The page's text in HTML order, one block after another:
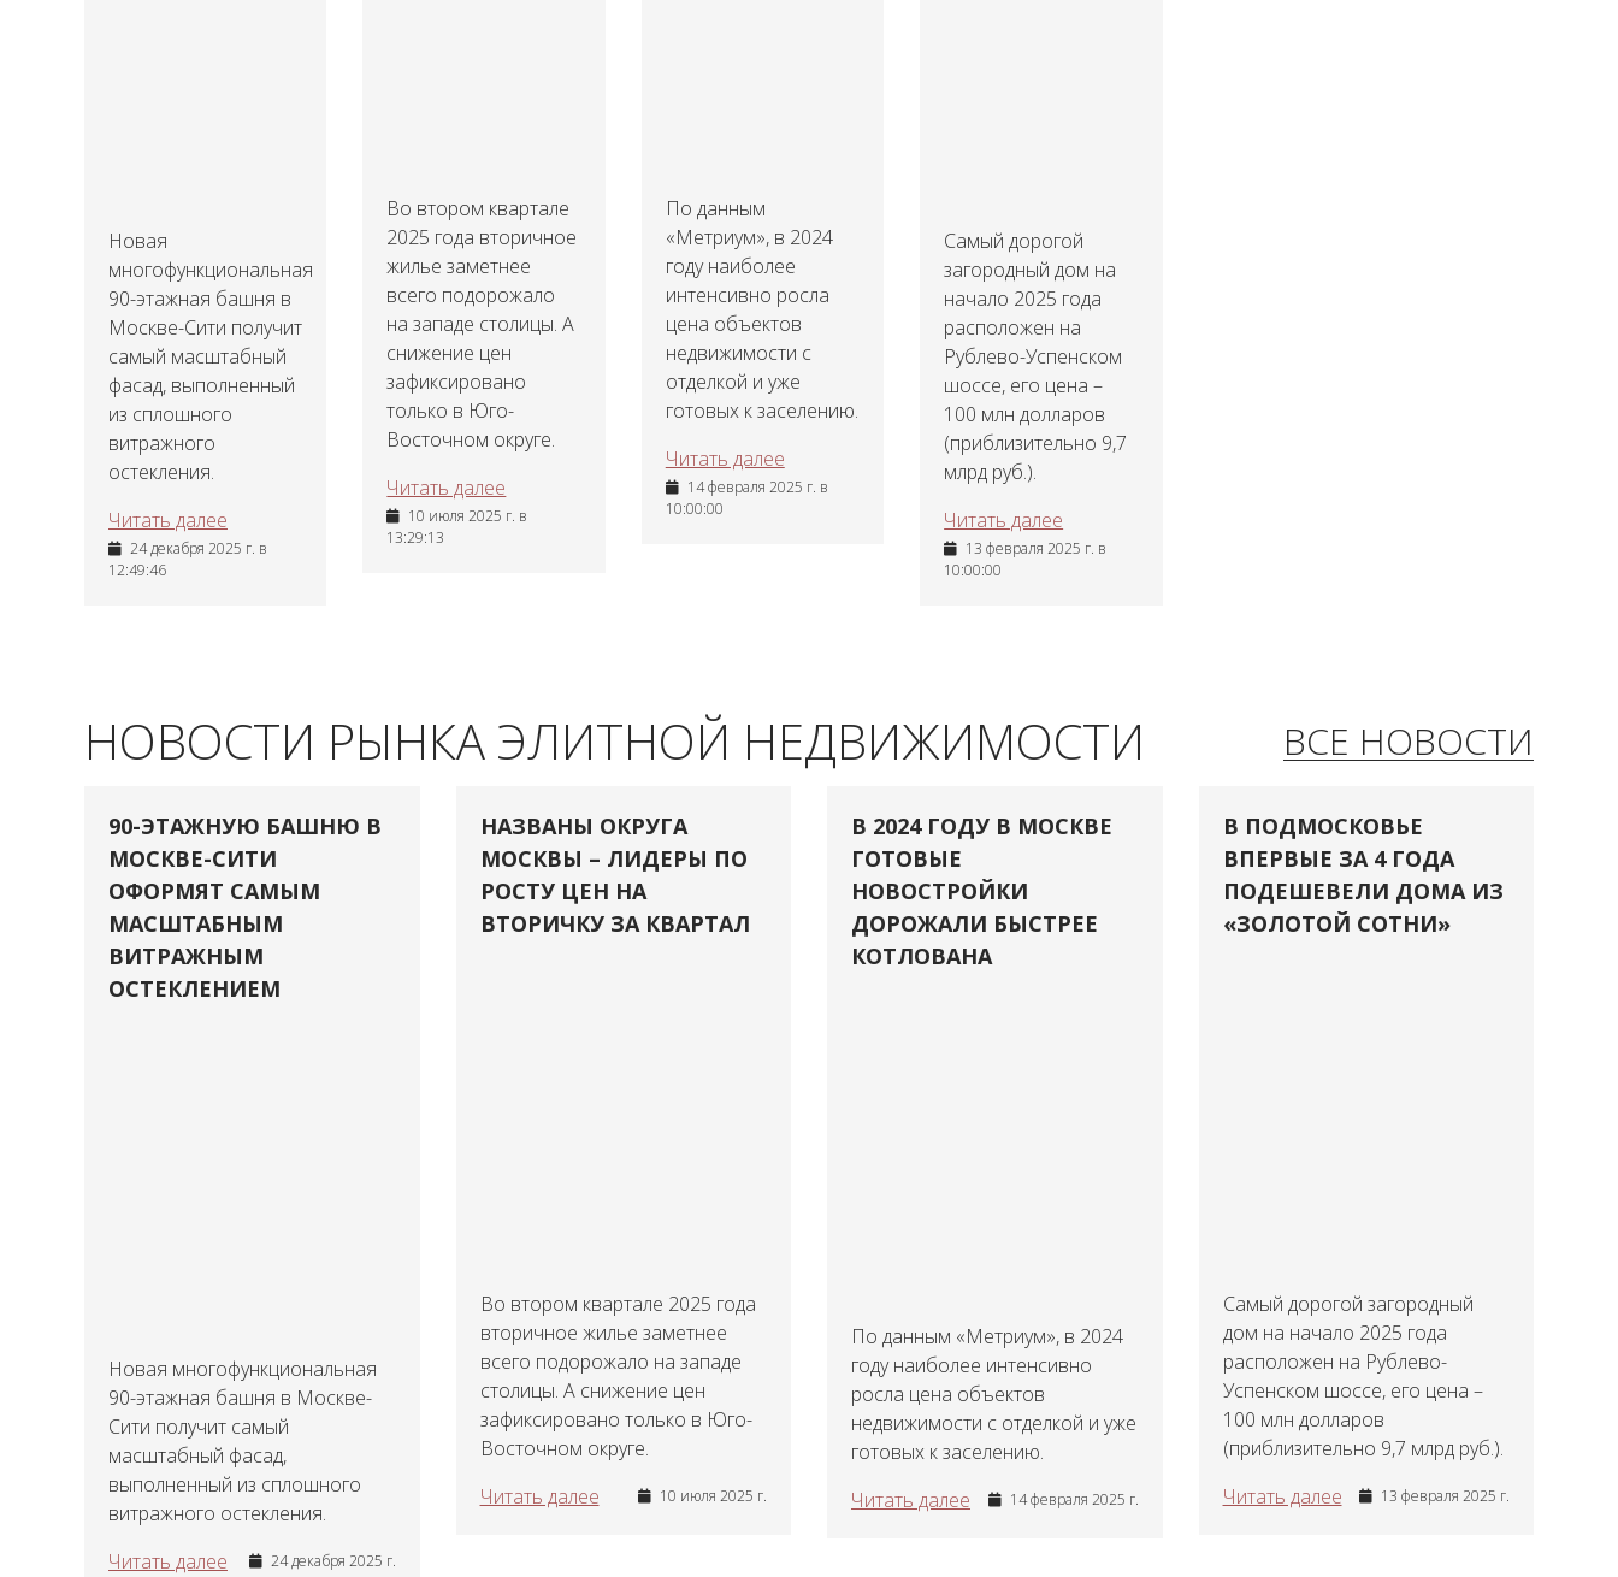
Новая
многофункциональная
90-этажная башня в
Москве-Сити получит
самый масштабный
фасад, выполненный
из сплошного
витражного
остекления.
Читать далее
24 декабря 2025 г. в
12:49:46
Во втором квартале
2025 года вторичное
жилье заметнее
всего подорожало
на западе столицы. А
снижение цен
зафиксировано
только в Юго-
Восточном округе.
Читать далее
10 июля 2025 г. в
13:29:13
По данным
«Метриум», в 2024
году наиболее
интенсивно росла
цена объектов
недвижимости с
отделкой и уже
готовых к заселению.
Читать далее
14 февраля 2025 г. в
10:00:00
Самый дорогой
загородный дом на
начало 2025 года
расположен на
Рублево-Успенском
шоссе, его цена –
100 млн долларов
(приблизительно 9,7
млрд руб.).
Читать далее
13 февраля 2025 г. в
10:00:00
ВСЕ НОВОСТИ
НОВОСТИ РЫНКА ЭЛИТНОЙ НЕДВИЖИМОСТИ
90-ЭТАЖНУЮ БАШНЮ В
МОСКВЕ-СИТИ
ОФОРМЯТ САМЫМ
МАСШТАБНЫМ
ВИТРАЖНЫМ
ОСТЕКЛЕНИЕМ
Новая многофункциональная
90-этажная башня в Москве-
Сити получит самый
масштабный фасад,
выполненный из сплошного
витражного остекления.
Читать далее
24 декабря 2025 г.
НАЗВАНЫ ОКРУГА
МОСКВЫ – ЛИДЕРЫ ПО
РОСТУ ЦЕН НА
ВТОРИЧКУ ЗА КВАРТАЛ
Во втором квартале 2025 года
вторичное жилье заметнее
всего подорожало на западе
столицы. А снижение цен
зафиксировано только в Юго-
Восточном округе.
Читать далее
10 июля 2025 г.
В 2024 ГОДУ В МОСКВЕ
ГОТОВЫЕ
НОВОСТРОЙКИ
ДОРОЖАЛИ БЫСТРЕЕ
КОТЛОВАНА
По данным «Метриум», в 2024
году наиболее интенсивно
росла цена объектов
недвижимости с отделкой и уже
готовых к заселению.
Читать далее
14 февраля 2025 г.
В ПОДМОСКОВЬЕ
ВПЕРВЫЕ ЗА 4 ГОДА
ПОДЕШЕВЕЛИ ДОМА ИЗ
«ЗОЛОТОЙ СОТНИ»
Самый дорогой загородный
дом на начало 2025 года
расположен на Рублево-
Успенском шоссе, его цена –
100 млн долларов
(приблизительно 9,7 млрд руб.).
Читать далее
13 февраля 2025 г.